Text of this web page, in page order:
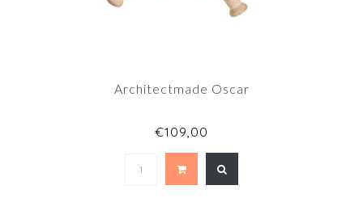
Architectmade Oscar
€109,00